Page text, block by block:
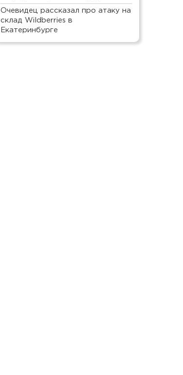
Очевидец рассказал про атаку на
склад Wildberries в
Екатеринбурге